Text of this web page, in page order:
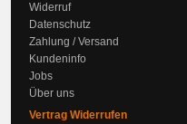
Widerruf
Datenschutz
Zahlung / Versand
Kundeninfo
Jobs
Über uns
Vertrag Widerrufen